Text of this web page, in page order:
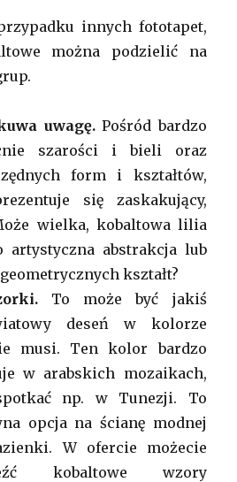
innych fototapet,
można podzielić na
uwagę.Pośród bardzo
szarości i bieli oraz
form i kształtów,
się zaskakujący,
wielka, kobaltowa lilia
artystyczna abstrakcja lub
kształt?
To może być jakiś
deseń w kolorze
musi. Ten kolor bardzo
w arabskich mozaikach,
np. w Tunezji. To
opcja na ścianę modnej
W ofercie możecie
kobaltowe wzory